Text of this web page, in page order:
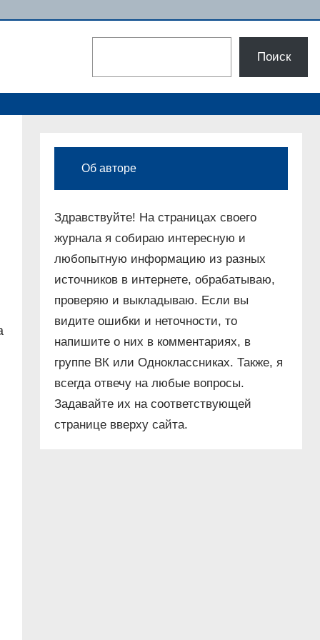
Поиск
Об авторе
Здравствуйте! На страницах своего
журнала я собираю интересную и
любопытную информацию из разных
источников в интернете, обрабатываю,
проверяю и выкладываю. Если вы
видите ошибки и неточности, то
напишите о них в комментариях, в
группе ВК или Одноклассниках. Также, я
всегда отвечу на любые вопросы.
Задавайте их на соответствующей
странице вверху сайта.